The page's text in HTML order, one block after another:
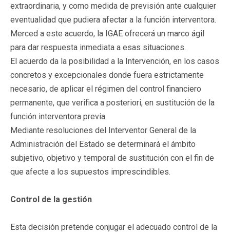
extraordinaria, y como medida de previsión ante cualquier
eventualidad que pudiera afectar a la función interventora.
Merced a este acuerdo, la IGAE ofrecerá un marco ágil
para dar respuesta inmediata a esas situaciones.
El acuerdo da la posibilidad a la Intervención, en los casos
concretos y excepcionales donde fuera estrictamente
necesario, de aplicar el régimen del control financiero
permanente, que verifica a posteriori, en sustitución de la
función interventora previa.
Mediante resoluciones del Interventor General de la
Administración del Estado se determinará el ámbito
subjetivo, objetivo y temporal de sustitución con el fin de
que afecte a los supuestos imprescindibles.
Control de la gestión
Esta decisión pretende conjugar el adecuado control de la